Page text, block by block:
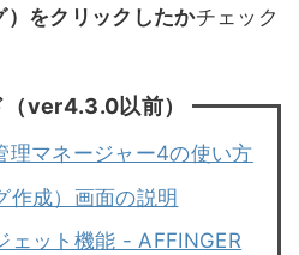
をクリックしたかチェック
（ver4.3.0以前）
理マネージャー4の使い方
作成）画面の説明
ェット機能 - AFFINGER